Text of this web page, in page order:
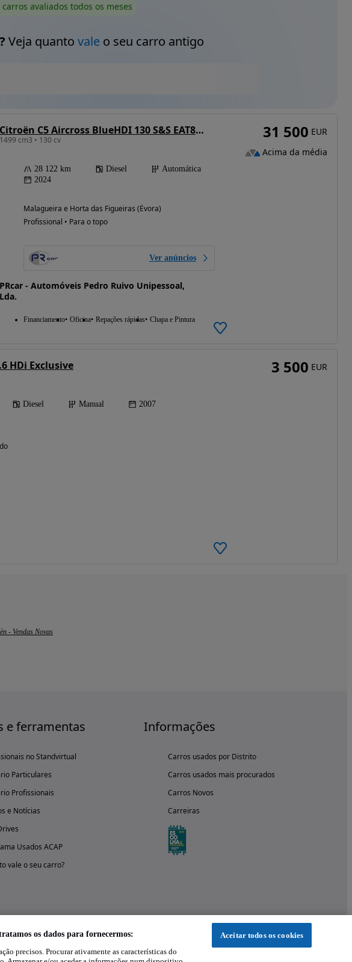
carros avaliados todos os meses
Veja quanto valeo seu carro antigo
Citroën C5 Aircross BlueHDI 130 S&S EAT8 SHINE PACK
1499 cm3 • 130 cv
28 122 km Diesel
Automática
2024
Malagueira e Horta das Figueiras (Évora)
Profissional • Para o topo
Ver anúncios
PRcar - Automóveis Pedro Ruivo Unipessoal,
Lda.
Financiamento Oficina Repações rápidas Chapa e Pintura
31 500 EUR
Acima da média
HDi Exclusive
Diesel Manual 2007
3 500 EUR
- Vendas Novas
e ferramentas
no Standvirtual
Particulares
Profissionais
e Notícias
Usados ACAP
vale o seu carro?
Informações
Carros usados por Distrito
Carros usados mais procurados
Carros Novos
Carreiras
os dados para fornecermos:
precisos. Procurar ativamente as características do
Aceitar todos os cookies